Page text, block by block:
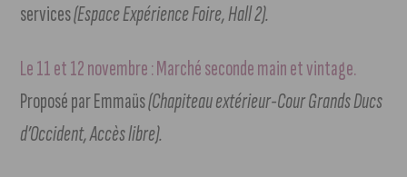
services(Espace Expérience Foire, Hall 2).
Le 11 et 12 novembre : Marché seconde main et vintage.
Proposé par Emmaüs(Chapiteau extérieur-Cour Grands Ducs
d’Occident, Accès libre).